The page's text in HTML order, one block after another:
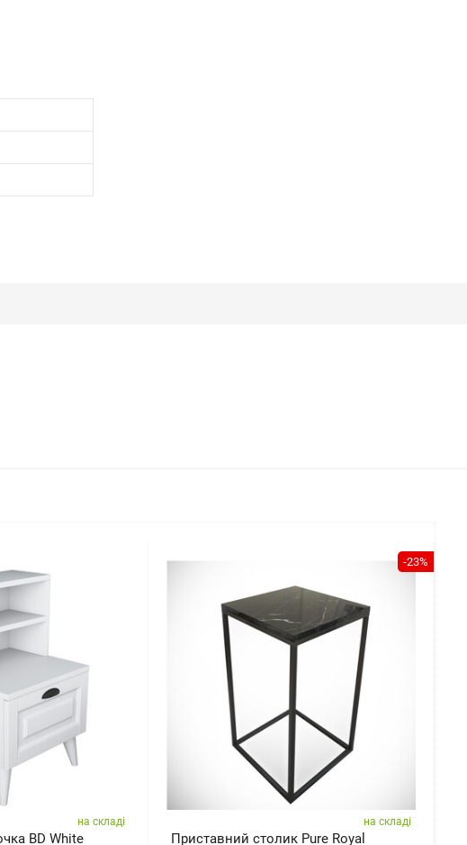
на складі
BD White
-23%
на складі
Приставний столик Pure Royal